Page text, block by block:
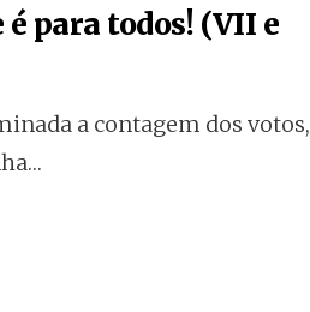
para todos! (VII e
a contagem dos votos,